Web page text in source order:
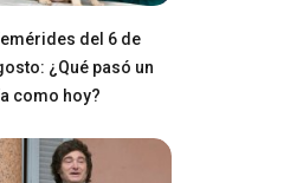
del 6 de
¿Qué pasó un
como hoy?